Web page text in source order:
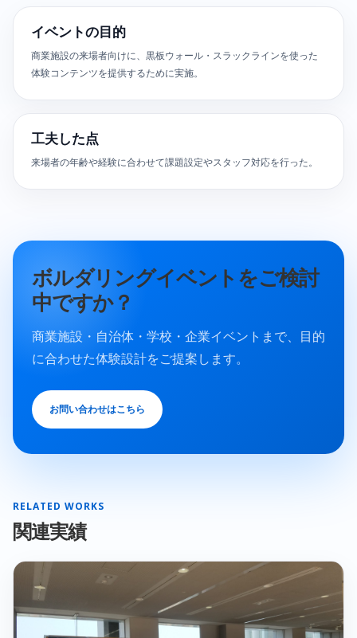
イベントの目的
商業施設の来場者向けに、黒板ウォール・スラックラインを使った
体験コンテンツを提供するために実施。
工夫した点
来場者の年齢や経験に合わせて課題設定やスタッフ対応を行った。
ボルダリングイベントをご検討
中ですか？
商業施設・自治体・学校・企業イベントまで、目的
に合わせた体験設計をご提案します。
お問い合わせはこちら
RELATED WORKS
関連実績